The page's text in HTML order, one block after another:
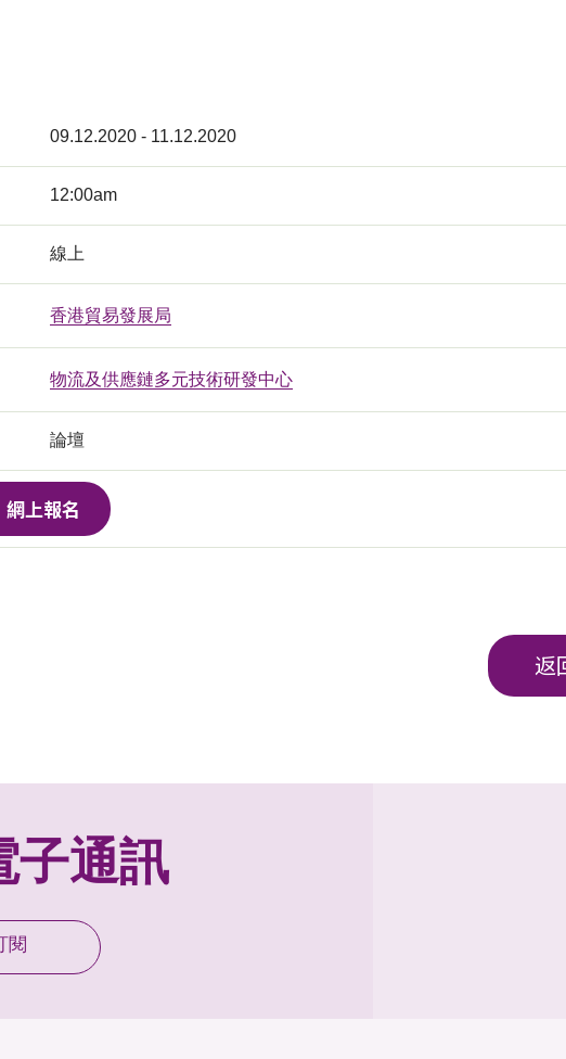
09.12.2020 - 11.12.2020
12:00am
線上
香港貿易發展局
物流及供應鏈多元技術研發中心
論壇
網上報名
返
子通訊
閱